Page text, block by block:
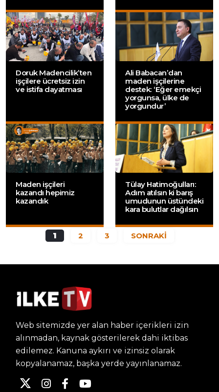
Doruk Madencilik’ten
işçilere ücretsiz izin
ve istifa dayatması
Ali Babacan’dan
maden işçilerine
destek: ‘Eğer emekçi
yorgunsa, ülke de
yorgundur’
Maden işçileri
kazandı hepimiz
kazandık
Tülay Hatimoğulları:
Adım atılsın ki barış
umudunun üstündeki
kara bulutlar dağılsın
1 2 3 SONRAKİ
Web sitemizde yer alan haber içerikleri izin
alınmadan, kaynak gösterilerek dahi iktibas
edilemez. Kanuna aykırı ve izinsiz olarak
kopyalanamaz, başka yerde yayınlanamaz.